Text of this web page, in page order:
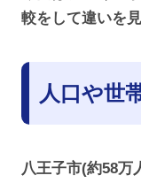
較をして違いを
人口や世
八王子市(約58万